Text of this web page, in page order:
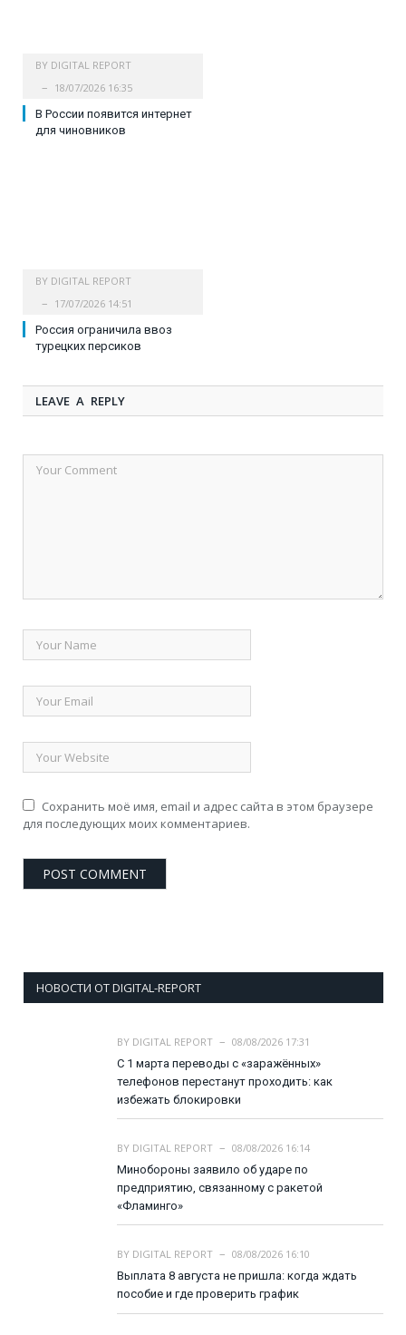
BY DIGITAL REPORT
18/07/2026 16:35
В России появится интернет
для чиновников
BY DIGITAL REPORT
17/07/2026 14:51
Россия ограничила ввоз
турецких персиков
LEAVE A REPLY
Сохранить моё имя, email и адрес сайта в этом браузере
для последующих моих комментариев.
НОВОСТИ ОТ DIGITAL-REPORT
BY DIGITAL REPORT
08/08/2026 17:31
С 1 марта переводы с «заражённых»
телефонов перестанут проходить: как
избежать блокировки
BY DIGITAL REPORT
08/08/2026 16:14
Минобороны заявило об ударе по
предприятию, связанному с ракетой
«Фламинго»
BY DIGITAL REPORT
08/08/2026 16:10
Выплата 8 августа не пришла: когда ждать
пособие и где проверить график